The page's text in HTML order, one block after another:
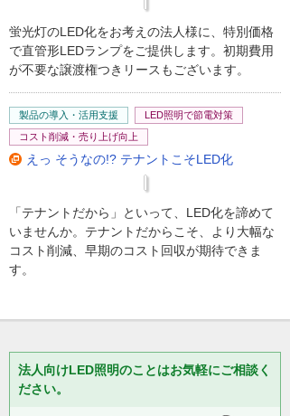
蛍光灯のLED化をお考えの法人様に、特別価格
で直管形LEDランプをご提供します。初期費用
が不要な譲渡権つきリースもございます。
製品の導入・活用支援
LED照明で節電対策
コスト削減・売り上げ向上
えっ そうなの!? テナントこそLED化
「テナントだから」といって、LED化を諦めて
いませんか。テナントだからこそ、より大幅な
コスト削減、早期のコスト回収が期待できま
す。
法人向けLED照明のことはお気軽にご相談く
ださい。